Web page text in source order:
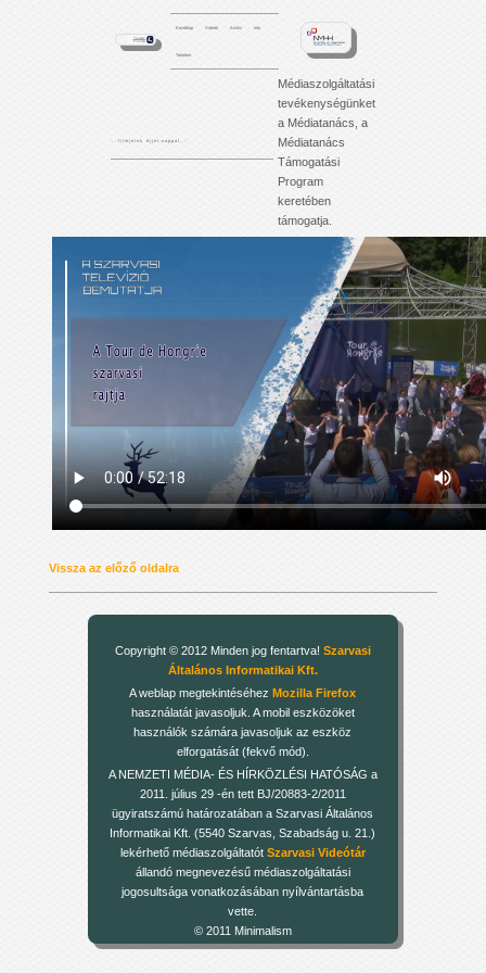
Kezdőlap Videók Archív Info
Tartalom
'. . . f i l m j e i n k é j j e l - n a p p a l . . .'
Médiaszolgáltatási
tevékenységünket
a Médiatanács, a
Médiatanács
Támogatási
Program
keretében
támogatja.
Vissza az előző oldalra
Copyright © 2012 Minden jog fentartva! Szarvasi
Általános Informatikai Kft.
A weblap megtekintéséhezMozilla Firefox
használatát javasoljuk. A mobil eszközöket
használók számára javasoljuk az eszköz
elforgatását (fekvő mód).
A NEMZETI MÉDIA- ÉS HÍRKÖZLÉSI HATÓSÁG a
2011. július 29 -én tett BJ/20883-2/2011
ügyiratszámú határozatában a Szarvasi Általános
Informatikai Kft. (5540 Szarvas, Szabadság u. 21.)
lekérhető médiaszolgáltatót Szarvasi Videótár
állandó megnevezésű médiaszolgáltatási
jogosultsága vonatkozásában nyílvántartásba
vette.
© 2011 Minimalism